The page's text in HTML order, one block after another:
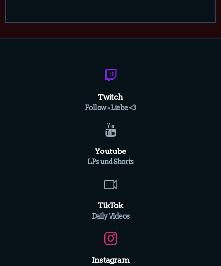
Twitch
Follow = Liebe <3
Youtube
LPs und Shorts
TikTok
Daily Videos
Instagram